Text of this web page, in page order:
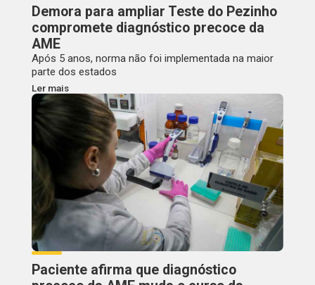
Demora para ampliar Teste do Pezinho
compromete diagnóstico precoce da
AME
Após 5 anos, norma não foi implementada na maior
parte dos estados
Ler mais
Paciente afirma que diagnóstico